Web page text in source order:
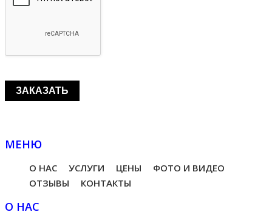
МЕНЮ
О НАС УСЛУГИ ЦЕНЫ
ФОТО И ВИДЕО
ОТЗЫВЫ
КОНТАКТЫ
О НАС